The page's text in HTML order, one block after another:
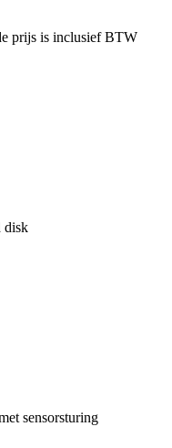
prijs is inclusief BTW
disk
sensorsturing